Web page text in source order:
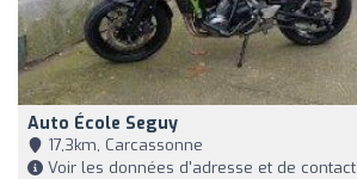
Auto École Seguy
17,3km, Carcassonne
Voir les données d'adresse et de contact